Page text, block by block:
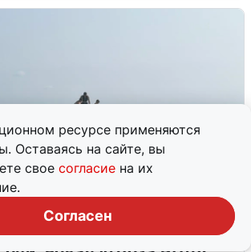
ресурсе применяются
Оставаясь на сайте, вы
свое согласие на их
Согласен